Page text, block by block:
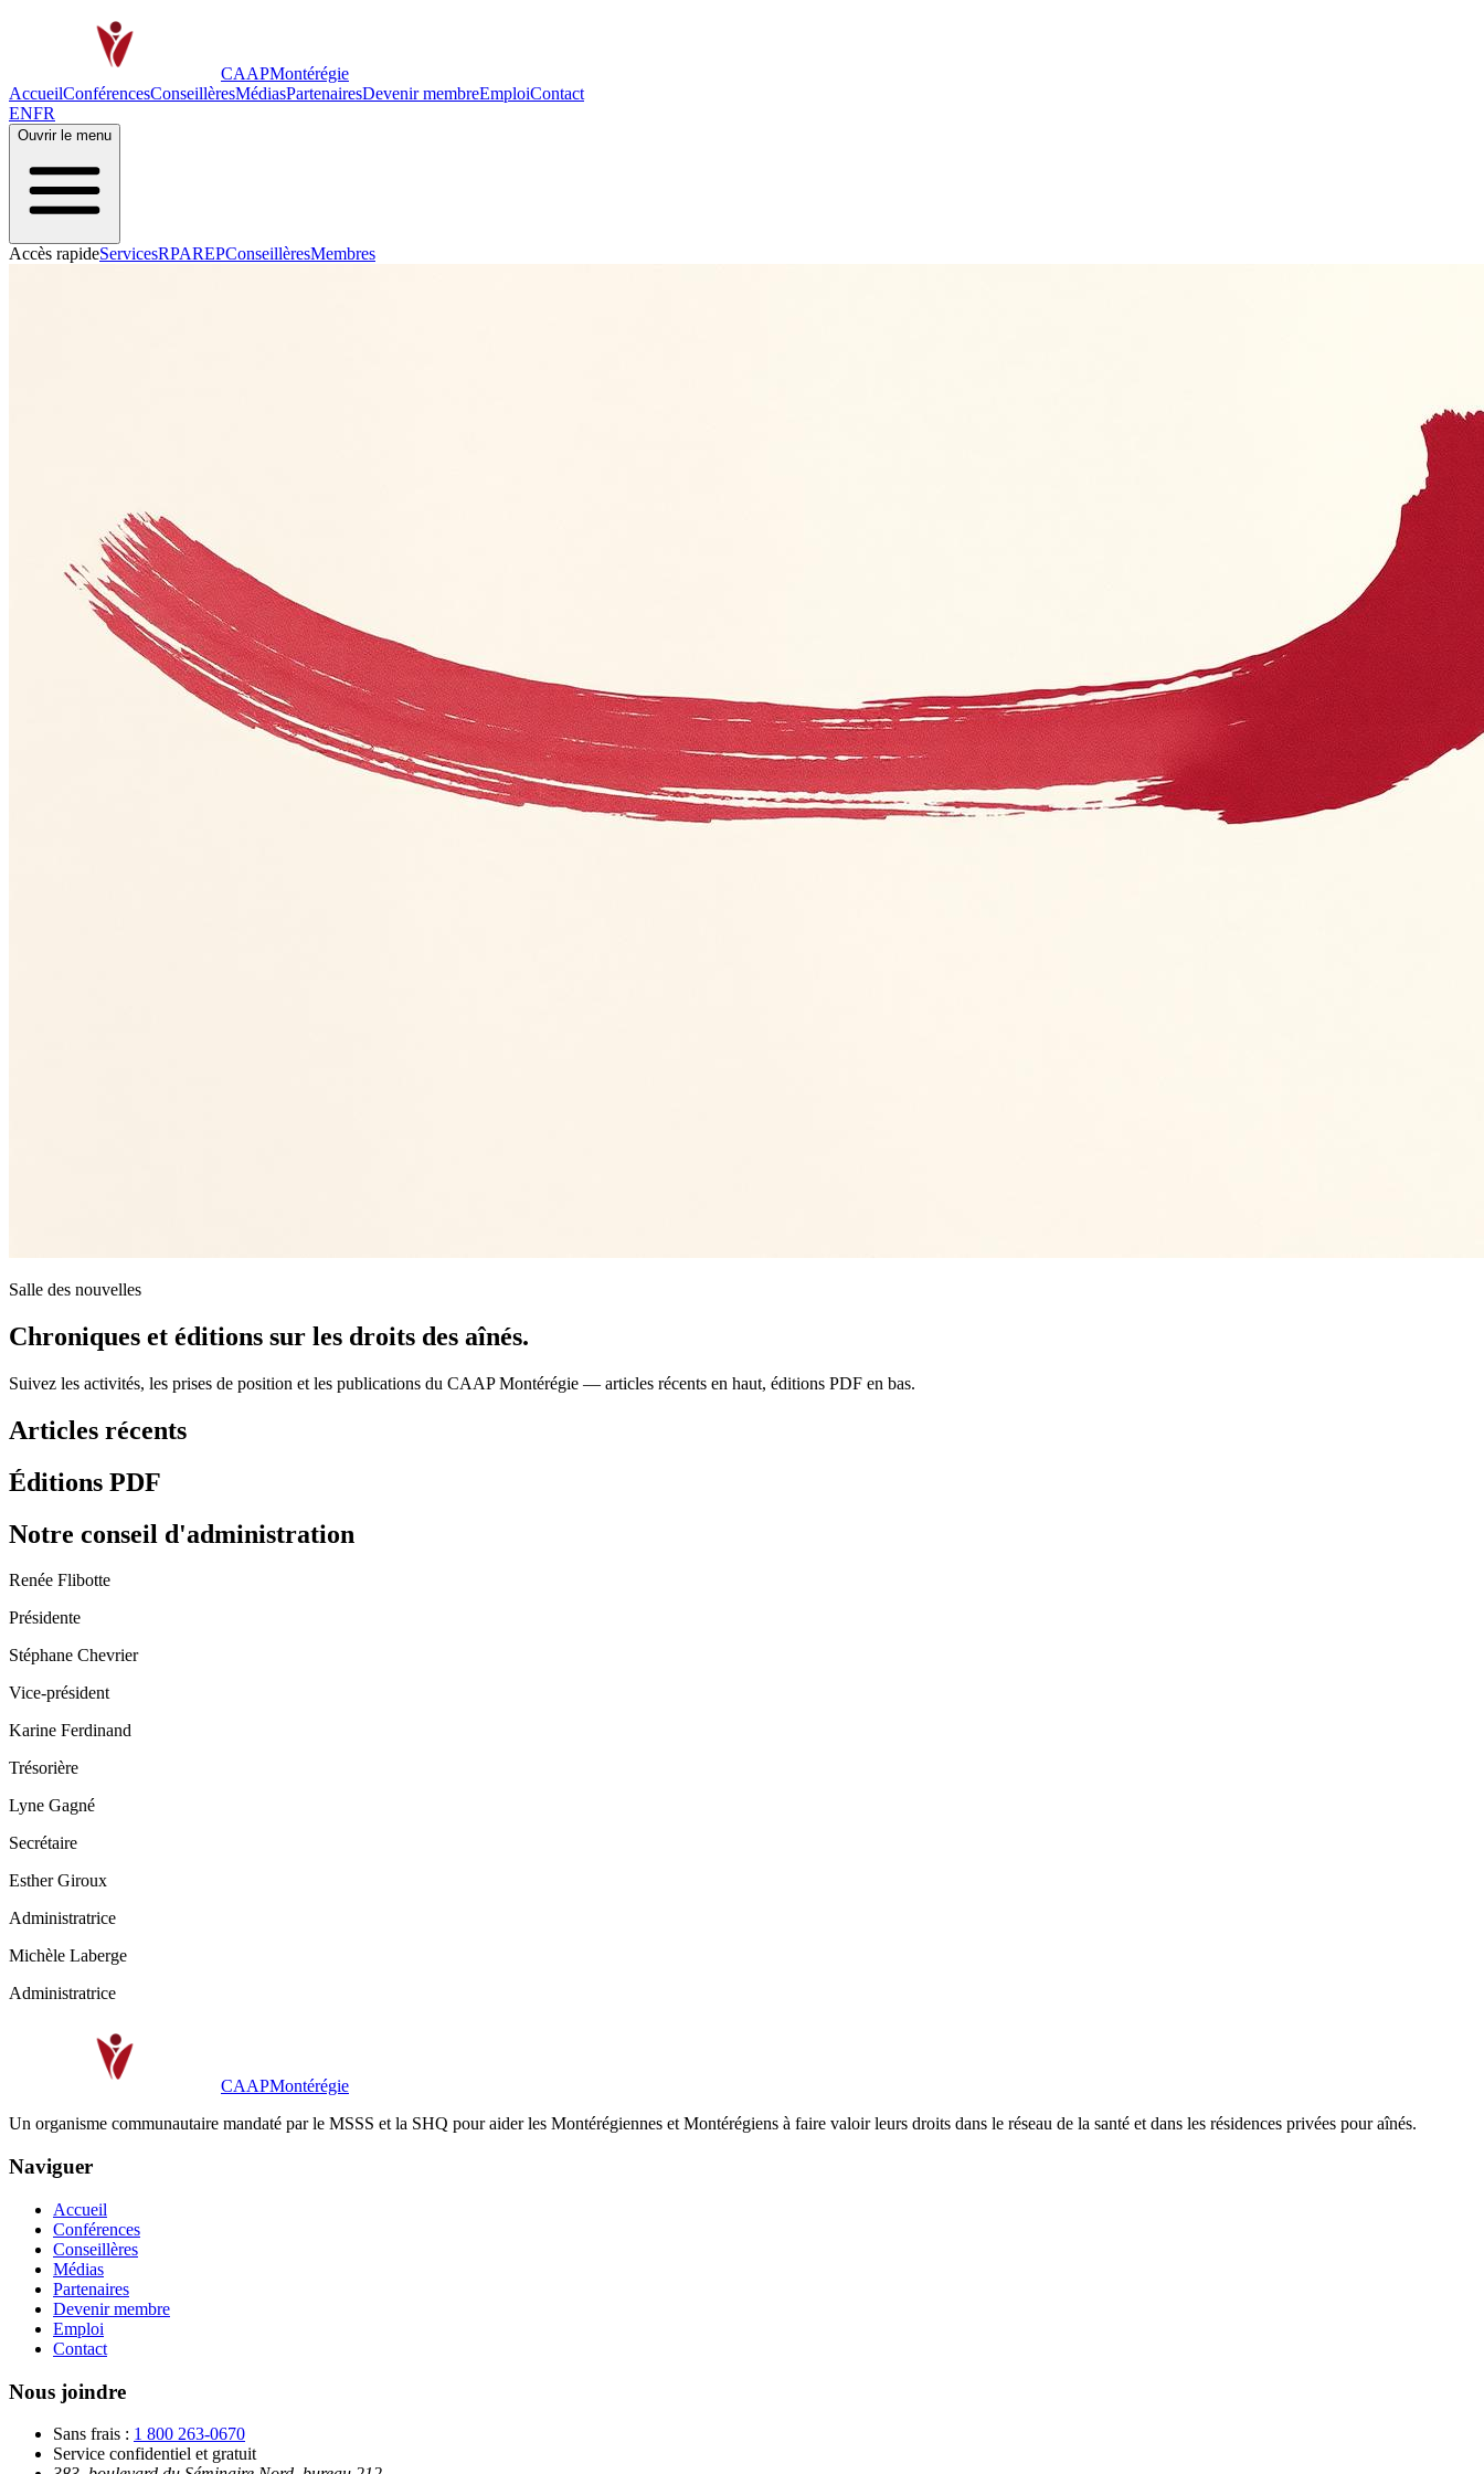
CAAPMontérégie
AccueilConférencesConseillèresMédiasPartenairesDevenir membreEmploiContact
ENFR
Ouvrir le menu
Accès rapideServicesRPAREPConseillèresMembres
Salle des nouvelles
Chroniques et éditions sur les droits des aînés.
Suivez les activités, les prises de position et les publications du CAAP Montérégie — articles récents en haut, éditions PDF en bas.
Articles récents
Éditions PDF
Notre conseil d'administration
Renée Flibotte
Présidente
Stéphane Chevrier
Vice-président
Karine Ferdinand
Trésorière
Lyne Gagné
Secrétaire
Esther Giroux
Administratrice
Michèle Laberge
Administratrice
CAAPMontérégie
Un organisme communautaire mandaté par le MSSS et la SHQ pour aider les Montérégiennes et Montérégiens à faire valoir leurs droits dans le réseau de la santé et dans les résidences privées pour aînés.
Naviguer
Accueil
Conférences
Conseillères
Médias
Partenaires
Devenir membre
Emploi
Contact
Nous joindre
Sans frais : 1 800 263-0670
Service confidentiel et gratuit